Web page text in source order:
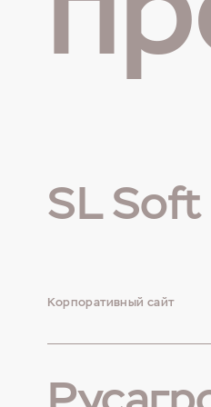
SL Soft
Корпоративный сайт